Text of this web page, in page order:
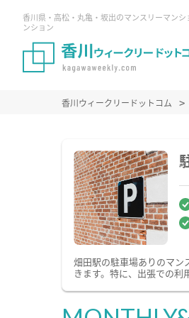
香川県・高松・丸亀・坂出のマンスリーマン
ンション
香川ウィークリードットコム
畑田駅の駐車場ありのマン
きます。特に、出張での利